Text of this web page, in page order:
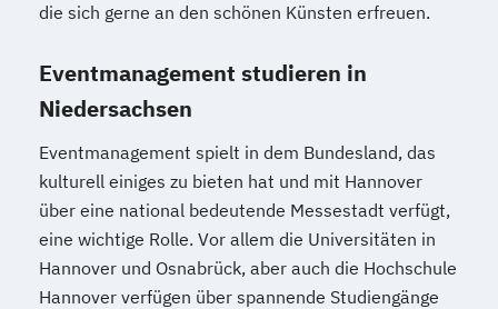
die sich gerne an den schönen Künsten erfreuen.
Eventmanagement studieren in
Niedersachsen
Eventmanagement spielt in dem Bundesland, das
kulturell einiges zu bieten hat und mit Hannover
über eine national bedeutende Messestadt verfügt,
eine wichtige Rolle. Vor allem die Universitäten in
Hannover und Osnabrück, aber auch die Hochschule
Hannover verfügen über spannende Studiengänge